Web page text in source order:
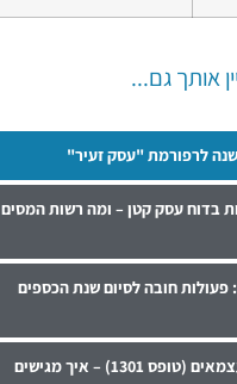
אותך גם...
לרפורמת "עסק זעיר"
בדוח עסק קטן – ומה רשות המסים
פעולות חובה לסיום שנת הכספים
דוח שנתי לעצמאים (טופס 1301) – איך מגישים